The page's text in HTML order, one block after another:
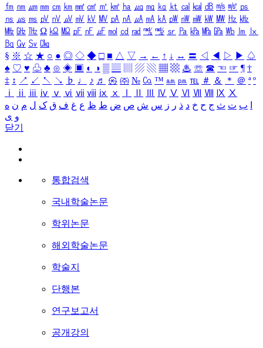
㎙ ㎚ ㎛ ㎜ ㎝ ㎞ ㎟ ㎠ ㎡ ㎢ ㏊ ㎍ ㎎ ㎏ ㏏ ㎈ ㎉ ㏈ ㎧ ㎨ ㎰
㎱ ㎲ ㎳ ㎴ ㎵ ㎶ ㎷ ㎸ ㎹ ㎀ ㎁ ㎂ ㎃ ㎄ ㎺ ㎻ ㎽ ㎾ ㎿ ㎐ ㎑
㎒ ㎓ ㎔ Ω ㏀ ㏁ ㎊ ㎋ ㎌ ㏖ ㏅ ㎭ ㎮ ㎯ ㏛ ㎩ ㎪ ㎫ ㎬ ㏝ ㏐
㏓
㏃ ㏉ ㏜ ㏆
§ ※ ☆ ★ ○ ● ◎ ◇ ◆ □ ■ △ ▽ → ← ↑ ↓ ↔ 〓 ◁ ◀ ▷ ▶ ♤
♠ ♡ ♥ ♧ ♣ ⊙ ◈ ▣ ◐ ◑ ▒ ▤ ▨ ▧ ▦ ▩ ♨ ☏ ☎ ☜ ☞ ¶ †
‡ ↕ ↗ ↙ ↖ ↘ ♭ ♩ ♪ ♬ ㉿ ㈜ № ㏇ ™ ㏂ ㏘ ℡ ＃ ＆ ＊ ＠ ª º
ⅰ
ⅱ ⅲ ⅳ ⅴ ⅵ ⅶ ⅷ ⅸ ⅹ Ⅳ Ⅴ Ⅵ Ⅶ Ⅷ Ⅸ Ⅹ
ب ت ث ج ح خ د ذ ر ز س ش ص ض ط ظ ع غ ف ق ک ل م ن ه
و ی
닫기
통합검색
국내학술논문
학위논문
해외학술논문
학술지
단행본
연구보고서
공개강의